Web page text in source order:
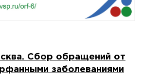
Сбор обращений от
заболеваниями